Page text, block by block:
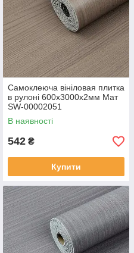
Самоклеюча вініловая плитка
в рулоні 600х3000х2мм Мат
SW-00002051
В наявності
542 ₴
Купити